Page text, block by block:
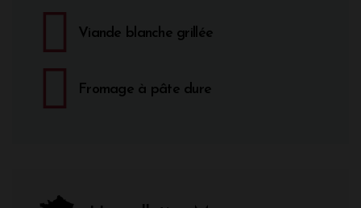
Viande blanche grillée
Fromage à pâte dure